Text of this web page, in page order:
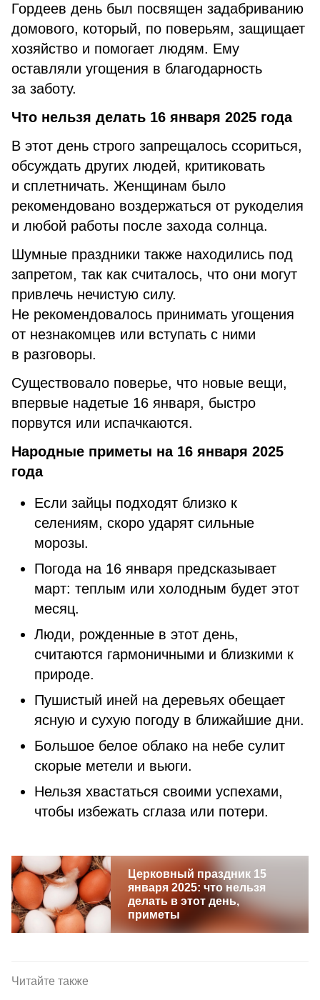
Гордеев день был посвящен задабриванию
домового, который, по поверьям, защищает
хозяйство и помогает людям. Ему
оставляли угощения в благодарность
за заботу.
Что нельзя делать 16 января 2025 года
В этот день строго запрещалось ссориться,
обсуждать других людей, критиковать
и сплетничать. Женщинам было
рекомендовано воздержаться от рукоделия
и любой работы после захода солнца.
Шумные праздники также находились под
запретом, так как считалось, что они могут
привлечь нечистую силу.
Не рекомендовалось принимать угощения
от незнакомцев или вступать с ними
в разговоры.
Существовало поверье, что новые вещи,
впервые надетые 16 января, быстро
порвутся или испачкаются.
Народные приметы на 16 января 2025
года
Если зайцы подходят близко к
селениям, скоро ударят сильные
морозы.
Погода на 16 января предсказывает
март: теплым или холодным будет этот
месяц.
Люди, рожденные в этот день,
считаются гармоничными и близкими к
природе.
Пушистый иней на деревьях обещает
ясную и сухую погоду в ближайшие дни.
Большое белое облако на небе сулит
скорые метели и вьюги.
Нельзя хвастаться своими успехами,
чтобы избежать сглаза или потери.
Церковный праздник 15
января 2025: что нельзя
делать в этот день,
приметы
Читайте также